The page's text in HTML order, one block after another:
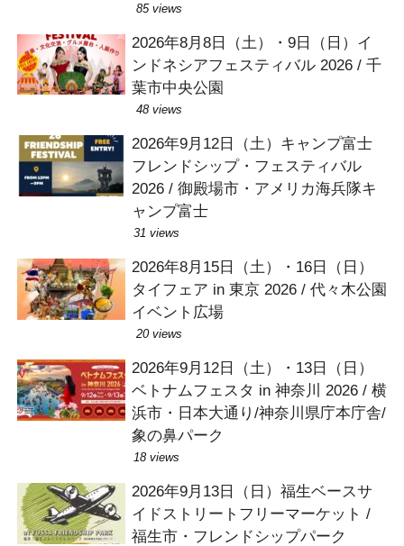
85 views
2026年8月8日（土）・9日（日）イ
ンドネシアフェスティバル 2026 / 千
葉市中央公園
48 views
2026年9月12日（土）キャンプ富士
フレンドシップ・フェスティバル
2026 / 御殿場市・アメリカ海兵隊キ
ャンプ富士
31 views
2026年8月15日（土）・16日（日）
タイフェア in 東京 2026 / 代々木公園
イベント広場
20 views
2026年9月12日（土）・13日（日）
ベトナムフェスタ in 神奈川 2026 / 横
浜市・日本大通り/神奈川県庁本庁舎/
象の鼻パーク
18 views
2026年9月13日（日）福生ベースサ
イドストリートフリーマーケット /
福生市・フレンドシップパーク